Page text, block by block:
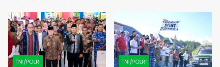
TNI/POLRI TNI/POLRI